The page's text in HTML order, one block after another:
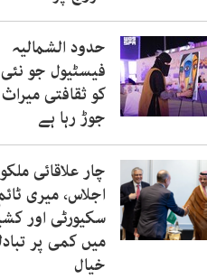
حدود الشمالیہ
فیسٹیول جو
کو ثقافتی
جوڑ رہا ہے
چار علاقائی
اجلاس، میری
سکیورٹی اور
میں کمی پر
خیال